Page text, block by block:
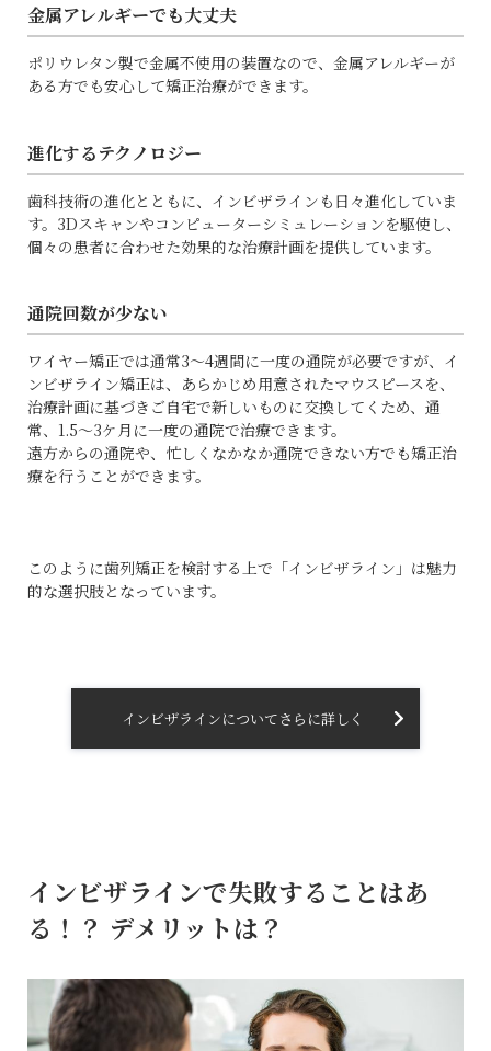
金属アレルギーでも大丈夫
ポリウレタン製で金属不使用の装置なので、金属アレルギーが
ある方でも安心して矯正治療ができます。
進化するテクノロジー
歯科技術の進化とともに、インビザラインも日々進化していま
す。3Dスキャンやコンピューターシミュレーションを駆使し、
個々の患者に合わせた効果的な治療計画を提供しています。
通院回数が少ない
ワイヤー矯正では通常3～4週間に一度の通院が必要ですが、イ
ンビザライン矯正は、あらかじめ用意されたマウスピースを、
治療計画に基づきご自宅で新しいものに交換してくため、通
常、1.5～3ケ月に一度の通院で治療できます。
遠方からの通院や、忙しくなかなか通院できない方でも矯正治
療を行うことができます。
このように歯列矯正を検討する上で「インビザライン」は魅力
的な選択肢となっています。
インビザラインについてさらに詳しく
インビザラインで失敗することはあ
る！？ デメリットは？